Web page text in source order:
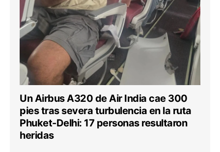
Un Airbus A320 de Air India cae 300
pies tras severa turbulencia en la ruta
Phuket-Delhi: 17 personas resultaron
heridas